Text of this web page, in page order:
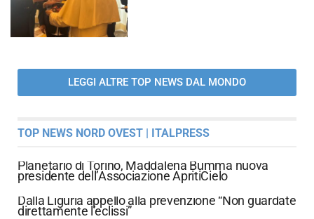
LEGGI ALTRE TOP NEWS DAL MONDO
TOP NEWS NORD OVEST | ITALPRESS
Planetario di Torino, Maddalena Bumma nuova
presidente dell’Associazione ApritiCielo
Dalla Liguria appello alla prevenzione “Non guardate
direttamente l’eclissi”